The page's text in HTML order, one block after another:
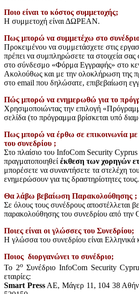
Ποιο είναι το κόστος συμμετοχής;
Η συμμετοχή είναι ΔΩΡΕΑΝ.
Πως μπορώ να συμμετέχω στο
Προκειμένου να συμμετάσχετε στις
πρέπει να συμπληρώσετε τα στοιχεία
στο σύνδεσμο «Φόρμα Εγγραφής» στο
Ακολούθως και με την ολοκλήρωση της
στο email που δηλώσατε, επιβεβαίωση
Πώς μπορώ να ενημερωθώ για το
Χρησιμοποιώντας την επιλογή
σελίδα (το πρόγραμμα βρίσκεται υπό
Πως μπορώ να έρθω σε επικοινωνία με
του συνεδρίου ;
Στο πλαίσιο του InfoCom Security
πραγματοποιηθεί έκθεση των χορηγών
μπορέσετε να συναντήσετε τα στελέχη
ενημερώσουν για τις δραστηρίοτητες τους.
Θα λάβω βεβαίωση Παρακολούθησης ;
Σε όλους τους συνέδρους αποστέλλεται
παρακολούθησης του συνεδρίου από την
Ποιες είναι οι γλώσσες του Συνεδρίου;
Η γλώσσα του συνεδρίου είναι Ελληνικά
Ποιος διοργανώνει το συνέδριο;
Το 2ο Συνέδριο InfoCom Security
εταιρίες:
Smart PressAE, Μάγερ 11, 104 38